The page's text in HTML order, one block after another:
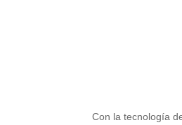
Con la tecnología